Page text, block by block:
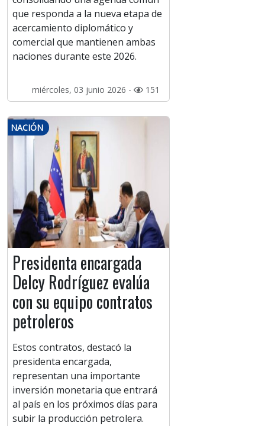
que responda a la nueva etapa de
acercamiento diplomático y
comercial que mantienen ambas
naciones durante este 2026.
miércoles, 03 junio 2026 - 151
NACIÓN
Presidenta encargada
Delcy Rodríguez evalúa
con su equipo contratos
petroleros
Estos contratos, destacó la
presidenta encargada,
representan una importante
inversión monetaria que entrará
al país en los próximos días para
subir la producción petrolera.